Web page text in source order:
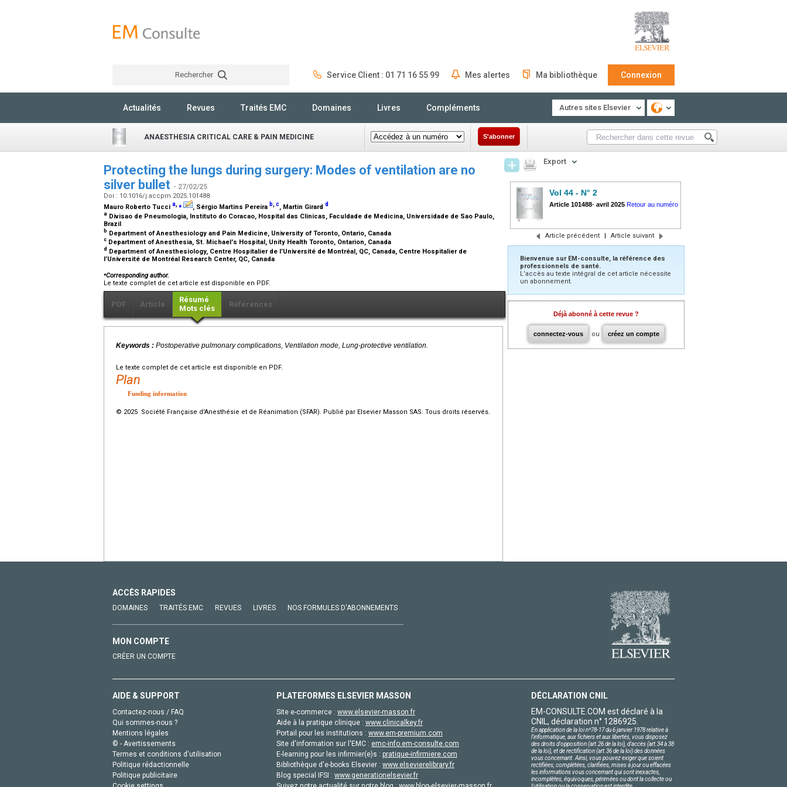
Rechercher Service Client : 01 71 16 55 99 Mes alertes Ma bibliothèque Connexion
Actualités Revues Traités EMC Domaines Livres Compléments Autres sites Elsevier
ANAESTHESIA CRITICAL CARE & PAIN MEDICINE S'abonner
Protecting the lungs during surgery: Modes of ventilation are no
silver bullet - 27/02/25
Doi : 10.1016/j.accpm.2025.101488
Mauro Roberto Tucci a,⁎ , Sérgio Martins Pereira b,c, Martin Girard d
a Divisao de Pneumologia, Instituto do Coracao, Hospital das Clinicas, Faculdade de Medicina, Universidade de Sao Paulo,
Brazil
b Department of Anesthesiology and Pain Medicine, University of Toronto, Ontario, Canada
c Department of Anesthesia, St. Michael's Hospital, Unity Health Toronto, Ontarion, Canada
d Department of Anesthesiology, Centre Hospitalier de l’Université de Montréal, QC, Canada, Centre Hospitalier de
l’Université de Montréal Research Center, QC, Canada
⁎Corresponding author.
Le texte complet de cet article est disponible en PDF.
PDF Article
Résumé
Mots clés
Références
Keywords : Postoperative pulmonary complications, Ventilation mode, Lung-protective ventilation.
Le texte complet de cet article est disponible en PDF.
Plan
Funding information
© 2025 Société Française d'Anesthésie et de Réanimation (SFAR). Publié par Elsevier Masson SAS. Tous droits réservés.
Export
Vol 44 - N° 2
Article 101488- avril 2025 Retour au numéro
Article précédent | Article suivant
Bienvenue sur EM-consulte, la référence des
professionnels de santé.
L’accès au texte intégral de cet article nécessite
un abonnement.
Déjà abonné à cette revue ?
connectez-vous ou créez un compte
ACCÈS RAPIDES
DOMAINES TRAITÉS EMC REVUES LIVRES NOS FORMULES D'ABONNEMENTS
MON COMPTE
CRÉER UN COMPTE
AIDE & SUPPORT
Contactez-nous / FAQ
Qui sommes-nous ?
Mentions légales
© - Avertissements
Termes et conditions d'utilisation
Politique rédactionnelle
Politique publicitaire
PLATEFORMES ELSEVIER MASSON
Site e-commerce : www.elsevier-masson.fr
Aide à la pratique clinique : www.clinicalkey.fr
Portail pour les institutions : www.em-premium.com
Site d'information sur l'EMC : emc-info.em-consulte.com
E-learning pour les infirmier(e)s : pratique-infirmiere.com
Bibliothèque d'e-books Elsevier : www.elsevierelibrary.fr
Blog special IFSI : www.generationelsevier.fr
DÉCLARATION CNIL
EM-CONSULTE.COM est déclaré à la
CNIL, déclaration n° 1286925.
En application de la loi nº78-17 du 6 janvier 1978 relative à
l'informatique, aux fichiers et aux libertés, vous disposez
des droits d'opposition (art.26 de la loi), d'accès (art.34 à 38
de la loi), et de rectification (art.36 de la loi) des données
vous concernant. Ainsi, vous pouvez exiger que soient
rectifiées, complétées, clarifiées, mises à jour ou effacées
les informations vous concernant qui sont inexactes,
incomplètes, équivoques, périmées ou dont la collecte ou